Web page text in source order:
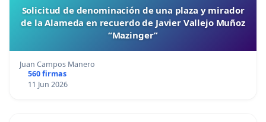
Solicitud de denominación de una plaza y mirador
de la Alameda en recuerdo de Javier Vallejo Muñoz
“Mazinger”
Juan Campos Manero
560 firmas
11 Jun 2026